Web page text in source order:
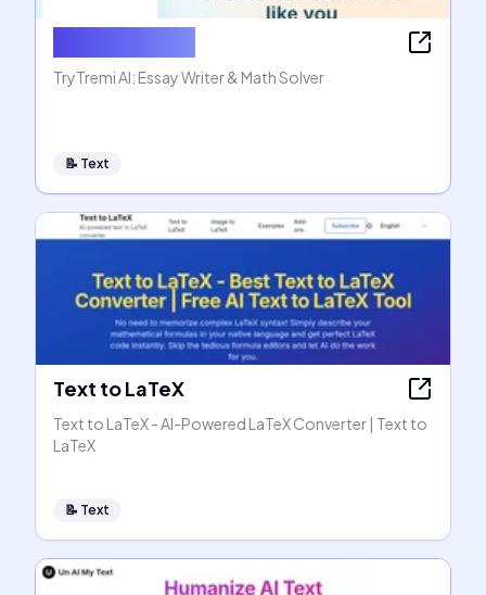
TryTremi AI: Essay Writer & Math Solver
📝 Text
Text to LaTeX
Text to LaTeX - AI-Powered LaTeX Converter | Text to
LaTeX
📝 Text